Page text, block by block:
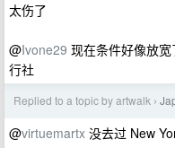
太伤了
@Ivone29 现在条件好像放
行社
Replied to a topic by artwalk ›
@virtuemartx 没去过 New